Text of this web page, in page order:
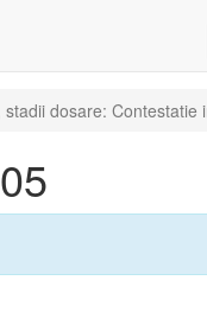
dosare: Contestatie